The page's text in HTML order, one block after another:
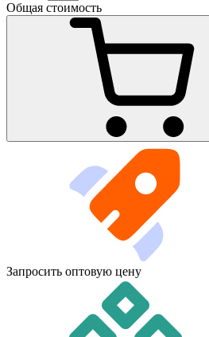
Общая стоимость
Запросить оптовую цену